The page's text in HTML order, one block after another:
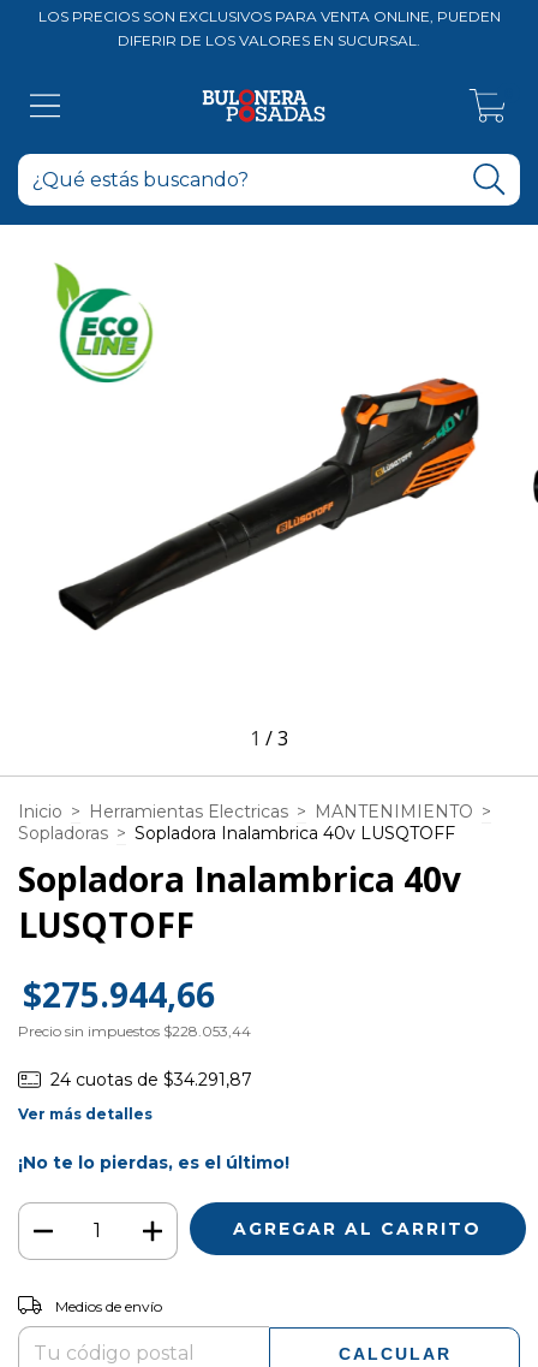
LOS PRECIOS SON EXCLUSIVOS PARA VENTA ONLINE, PUEDEN
DIFERIR DE LOS VALORES EN SUCURSAL.
1 /3
Inicio > Herramientas Electricas > MANTENIMIENTO >
Sopladoras > Sopladora Inalambrica 40v LUSQTOFF
Sopladora Inalambrica 40v
LUSQTOFF
$275.944,66
Precio sin impuestos $228.053,44
24 cuotas de $34.291,87
Ver más detalles
¡No te lo pierdas, es el último!
Entregas para el CP:
Medios de envío
CALCULAR